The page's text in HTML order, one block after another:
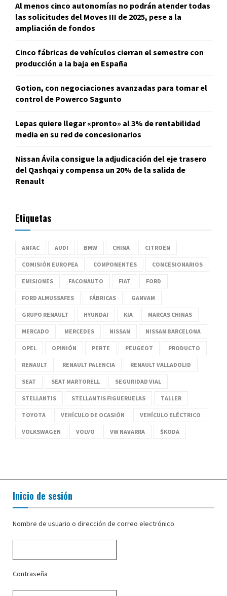
Al menos cinco autonomías no podrán atender todas
las solicitudes del Moves III de 2025, pese a la
ampliación de fondos
Cinco fábricas de vehículos cierran el semestre con
producción a la baja en España
Gotion, con negociaciones avanzadas para tomar el
control de Powerco Sagunto
Lepas quiere llegar «pronto» al 3% de rentabilidad
media en su red de concesionarios
Nissan Ávila consigue la adjudicación del eje trasero
del Qashqai y compensa un 20% de la salida de
Renault
Etiquetas
ANFAC AUDI BMW CHINA CITROËN
COMISIÓN EUROPEA COMPONENTES CONCESIONARIOS
EMISIONES FACONAUTO FIAT FORD
FORD ALMUSSAFES FÁBRICAS GANVAM
GRUPO RENAULT HYUNDAI KIA MARCAS CHINAS
MERCADO MERCEDES NISSAN NISSAN BARCELONA
OPEL OPINIÓN PERTE PEUGEOT PRODUCTO
RENAULT RENAULT PALENCIA RENAULT VALLADOLID
SEAT SEAT MARTORELL SEGURIDAD VIAL
STELLANTIS STELLANTIS FIGUERUELAS TALLER
TOYOTA VEHÍCULO DE OCASIÓN VEHÍCULO ELÉCTRICO
VOLKSWAGEN VOLVO VW NAVARRA ŠKODA
Inicio de sesión
Nombre de usuario o dirección de correo electrónico
Contraseña